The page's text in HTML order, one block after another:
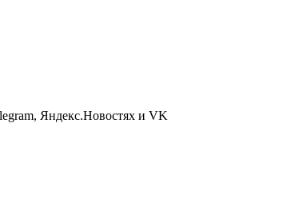
Яндекс.Новостях и VK